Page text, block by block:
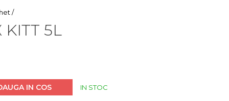
/
KITT 5L
IN COS IN STOC